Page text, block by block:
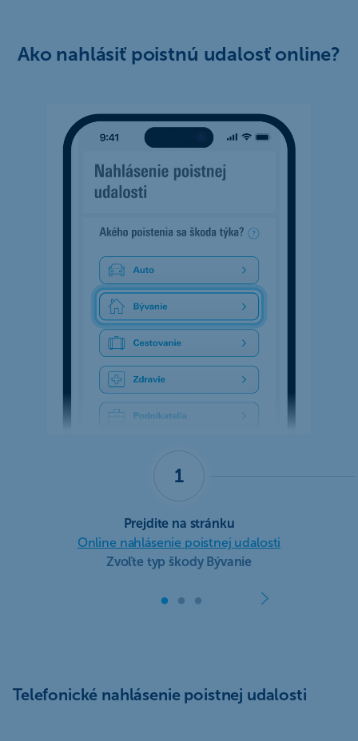
Ako nahlásiť poistnú udalosť online?
1
Prejdite na stránku
Online nahlásenie poistnej udalosti
Zvoľte typ škody Bývanie
Telefonické nahlásenie poistnej udalosti